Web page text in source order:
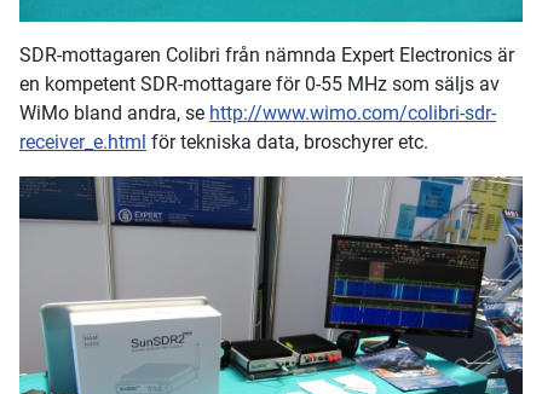
SDR-mottagaren Colibri från nämnda Expert Electronics är
en kompetent SDR-mottagare för 0-55 MHz som säljs av
WiMo bland andra, se http://www.wimo.com/colibri-sdr-
receiver_e.html för tekniska data, broschyrer etc.